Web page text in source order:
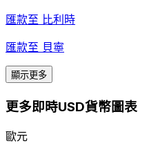
匯款至 比利時
匯款至 貝寧
顯示更多
更多即時USD貨幣圖表
歐元